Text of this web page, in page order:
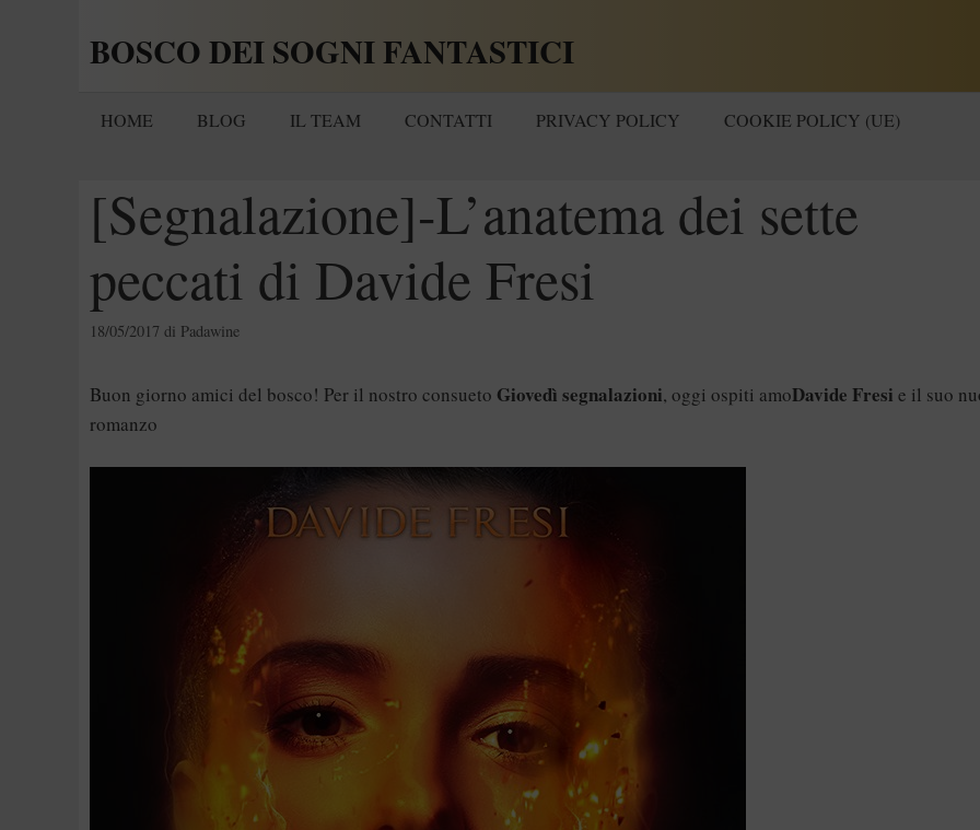
BOSCO DEI SOGNI FANTASTICI
HOME BLOG IL TEAM CONTATTI PRIVACY POLICY COOKIE POLICY (UE)
[Segnalazione]-L’anatema dei sette
peccati di Davide Fresi
18/05/2017 di Padawine
Buon giorno amici del bosco! Per il nostro consueto Giovedì segnalazioni, oggi ospiti amoDavide Fresi e il suo
romanzo